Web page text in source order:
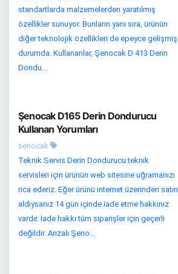
standartlarda malzemelerden yaratılmış
özellikler sunuyor. Bunların yanı sıra, ürünün
diğer teknolojik özellikleri de epeyce gelişmiş
durumda. Kullananlar, Şenocak D 413 Derin
Dondu...
Şenocak D165 Derin Dondurucu
Kullanan Yorumları
senocak
Teknik Servis Derin Dondurucu teknik
servisleri için ürünün web sitesine uğramanızı
rica ederiz. Eğer ürünü internet üzerinden satın
aldıysanız 14 gün içinde iade etme hakkınız
vardır. İade hakkı tüm siparişler için geçerli
değildir. Arızalı Şeno...